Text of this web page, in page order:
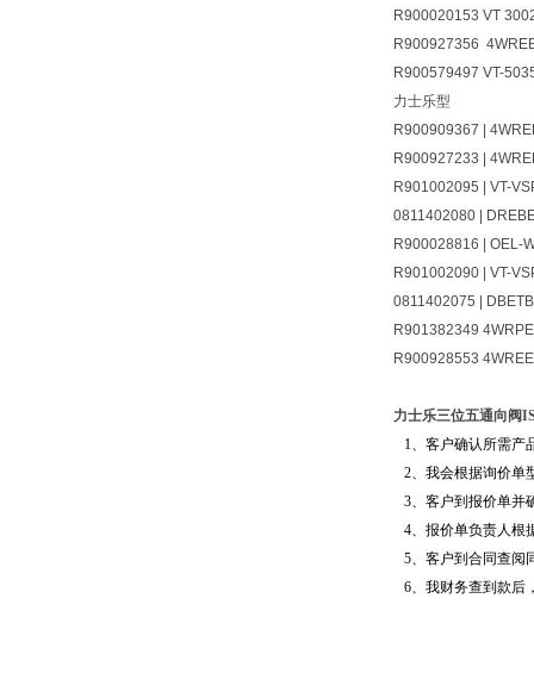
R900020153 VT
R900927356
R900579497 VT-
力士乐型
R900909367 |
R900927233 |
R901002095 | VT-
0811402080 |
R900028816 | OEL-
R901002090 | VT-
0811402075 |
R901382349
R900928553
力士乐三位五通向阀
1、客户确认所需产
2、我会根据询价单
3、客户到报价单并
4、报价单负责人根
5、客户到合同查阅
6、我财务查到款后